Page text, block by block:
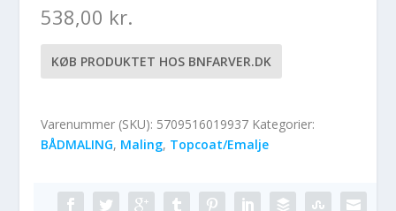
538,00 kr.
KØB PRODUKTET HOS BNFARVER.DK
Varenummer (SKU): 5709516019937 Kategorier:
BÅDMALING, Maling, Topcoat/Emalje